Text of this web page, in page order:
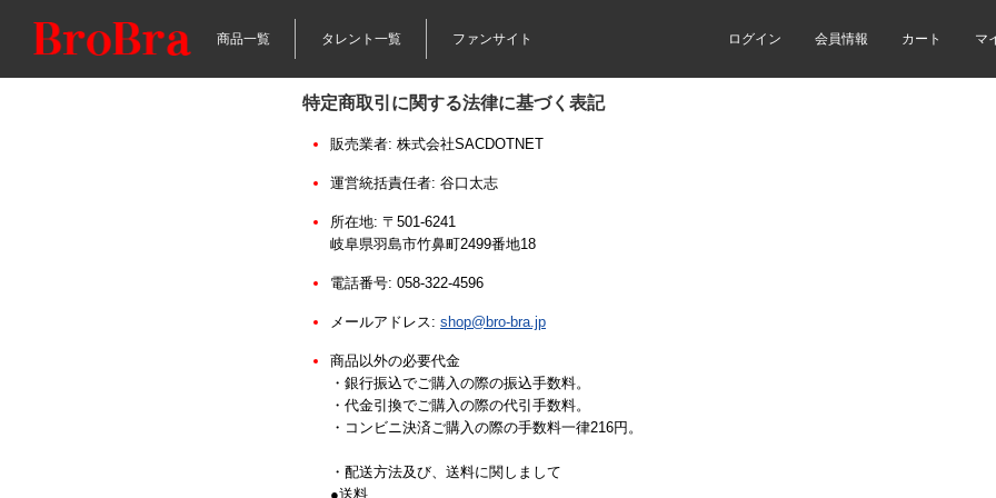
商品一覧 タレント一覧 ファンサイト ログイン 会員情報 カート マ
特定商取引に関する法律に基づく表記
販売業者: 株式会社SACDOTNET
運営統括責任者: 谷口太志
所在地: 〒501-6241
岐阜県羽島市竹鼻町2499番地18
電話番号: 058-322-4596
メールアドレス: shop@bro-bra.jp
商品以外の必要代金
・銀行振込でご購入の際の振込手数料。
・代金引換でご購入の際の代引手数料。
・コンビニ決済ご購入の際の手数料一律216円。
・配送方法及び、送料に関しまして
●送料